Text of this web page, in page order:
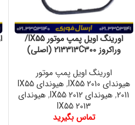
اورینگ اویل پمپ موتور IX55/
وراکروز 213313C300 (اصلی)
اورینگ اویل پمپ موتور
هیوندای IX55 2010
,
هیوندای IX55
2011
,هیوندای IX55 2012 ,هیوندای
IX55 2013
تماس بگیرید